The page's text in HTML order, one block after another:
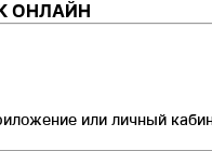
ОНЛАЙН
или личный